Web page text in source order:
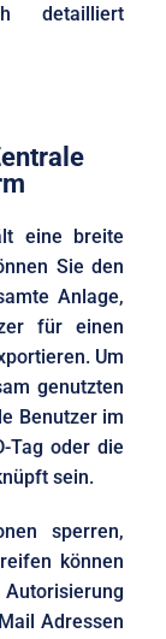
detailliert
eine breite
Sie den
Anlage,
für einen
Um
genutzten
Benutzer im
Tag oder die
sein.
sperren,
können
Adressen